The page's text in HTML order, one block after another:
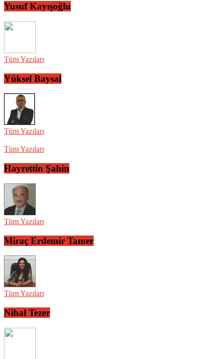
Yusuf Kayışoğlu
Tüm Yazıları
Yüksel Baysal
Tüm Yazıları
Tüm Yazıları
Hayrettin Şahin
Tüm Yazıları
Miraç Erdemir Tamer
Tüm Yazıları
Nihal Tezer